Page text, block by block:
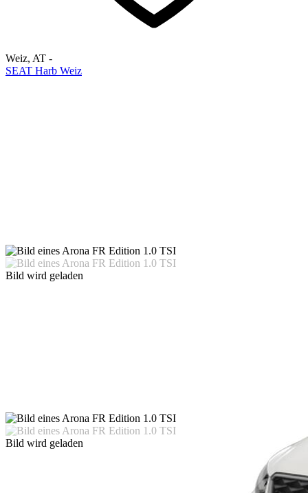
Weiz, AT -
SEAT Harb Weiz
Bild wird geladen
Bild wird geladen